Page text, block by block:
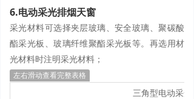
6.电动采光排烟天窗
采光材料可选择夹层玻璃、安全玻璃、聚碳酸
酯采光板、玻璃纤维聚酯采光板等。再选用材
光材料时注明采光材料；
左右滑动查看完整表格
三角型电动采光